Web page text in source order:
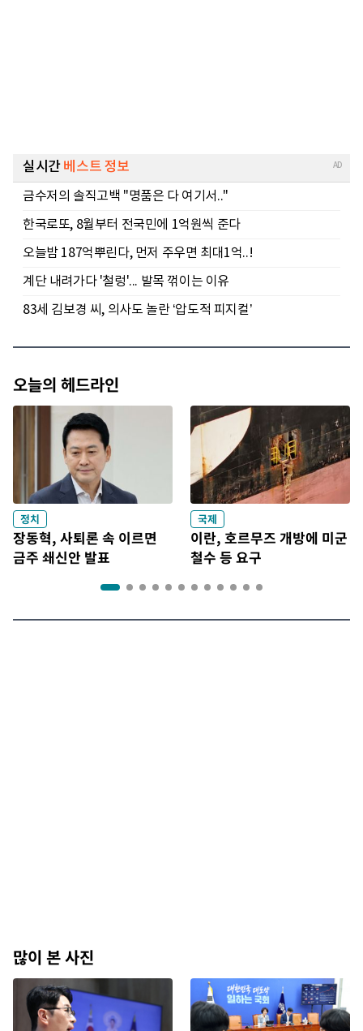
오늘의 헤드라인
정치
장동혁, 사퇴론 속 이르면
금주 쇄신안 발표
국제
이란, 호르무즈 개방에 미군
철수 등 요구
많이 본 사진